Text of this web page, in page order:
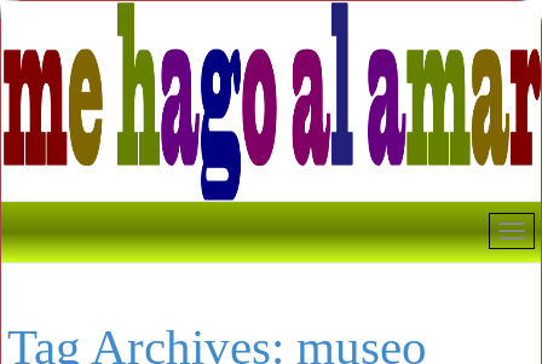
Tag Archives: museo